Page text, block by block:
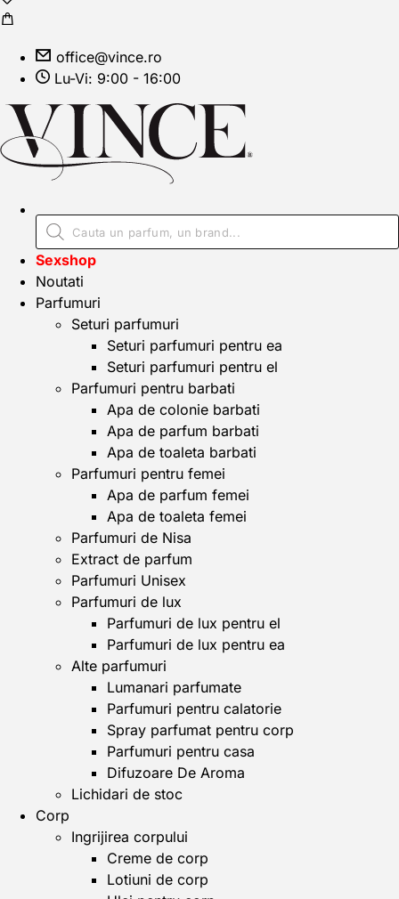
office@vince.ro
Lu-Vi: 9:00 - 16:00
Sexshop
Noutati
Parfumuri
Seturi parfumuri
Seturi parfumuri pentru ea
Seturi parfumuri pentru el
Parfumuri pentru barbati
Apa de colonie barbati
Apa de parfum barbati
Apa de toaleta barbati
Parfumuri pentru femei
Apa de parfum femei
Apa de toaleta femei
Parfumuri de Nisa
Extract de parfum
Parfumuri Unisex
Parfumuri de lux
Parfumuri de lux pentru el
Parfumuri de lux pentru ea
Alte parfumuri
Lumanari parfumate
Parfumuri pentru calatorie
Spray parfumat pentru corp
Parfumuri pentru casa
Difuzoare De Aroma
Lichidari de stoc
Corp
Ingrijirea corpului
Creme de corp
Lotiuni de corp